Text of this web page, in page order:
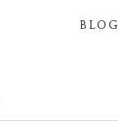
BLOG